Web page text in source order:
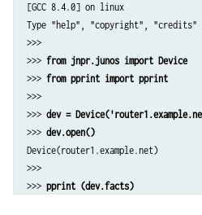
dev. close()
[GCC 8.4.0] on linux
Type "help", "copyright",
>>>
>>> from jnpr.junos import Device
>>> from pprint import pprint
>>>
>>> dev =
>>> dev.open()
Device(router1.example.net)
>>>
>>> pprint (dev.facts)